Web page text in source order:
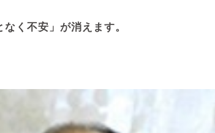
く不安」が消えます。